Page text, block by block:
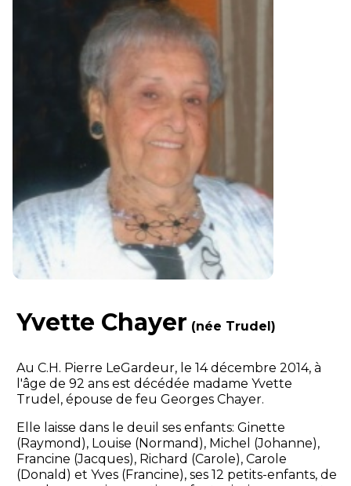
Yvette Chayer (née Trudel)
Au C.H. Pierre LeGardeur, le 14 décembre 2014, à
l'âge de 92 ans est décédée madame Yvette
Trudel, épouse de feu Georges Chayer.
Elle laisse dans le deuil ses enfants: Ginette
(Raymond), Louise (Normand), Michel (Johanne),
Francine (Jacques), Richard (Carole), Carole
(Donald) et Yves (Francine), ses 12 petits-enfants, de